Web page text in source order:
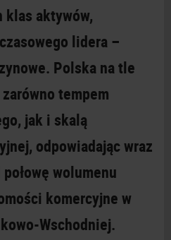
klas aktywów,
lidera –
Polska na tle
tempem
jak i skalą
odpowiadając wraz
wolumenu
komercyjne w
Wschodniej.